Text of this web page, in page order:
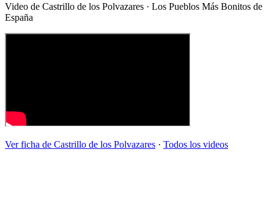
Video de Castrillo de los Polvazares · Los Pueblos Más Bonitos de
España
Ver ficha de Castrillo de los Polvazares · Todos los videos